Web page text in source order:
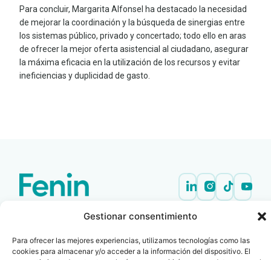
Gestionar consentimiento
Para ofrecer las mejores experiencias, utilizamos tecnologías como las
cookies para almacenar y/o acceder a la información del dispositivo. El
Para concluir, Margarita Alfonsel ha destacado la necesidad
de mejorar la coordinación y la búsqueda de sinergias entre
los sistemas público, privado y concertado; todo ello en aras
de ofrecer la mejor oferta asistencial al ciudadano, asegurar
la máxima eficacia en la utilización de los recursos y evitar
ineficiencias y duplicidad de gasto.
info@fenin.es
C/ Villanueva, 20 - 1-
28001
Travesera de Gracia, 56 -
932 014 655